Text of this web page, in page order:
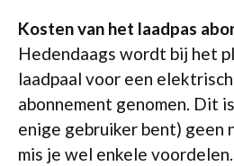
Kosten van het laadpas
Hedendaags wordt bij het
laadpaal voor een
abonnement genomen. Dit
enige gebruiker bent) geen
mis je wel enkele